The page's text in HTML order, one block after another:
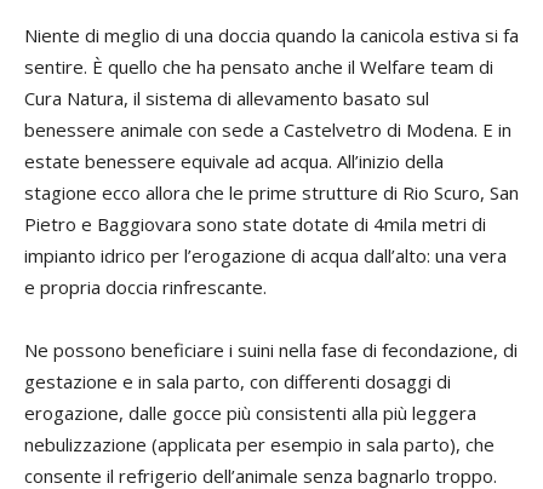
Niente di meglio di una doccia quando la canicola estiva si fa
sentire. È quello che ha pensato anche il Welfare team di
Cura Natura, il sistema di allevamento basato sul
benessere animale con sede a Castelvetro di Modena. E in
estate benessere equivale ad acqua. All’inizio della
stagione ecco allora che le prime strutture di Rio Scuro, San
Pietro e Baggiovara sono state dotate di 4mila metri di
impianto idrico per l’erogazione di acqua dall’alto: una vera
e propria doccia rinfrescante.
Ne possono beneficiare i suini nella fase di fecondazione, di
gestazione e in sala parto, con differenti dosaggi di
erogazione, dalle gocce più consistenti alla più leggera
nebulizzazione (applicata per esempio in sala parto), che
consente il refrigerio dell’animale senza bagnarlo troppo.